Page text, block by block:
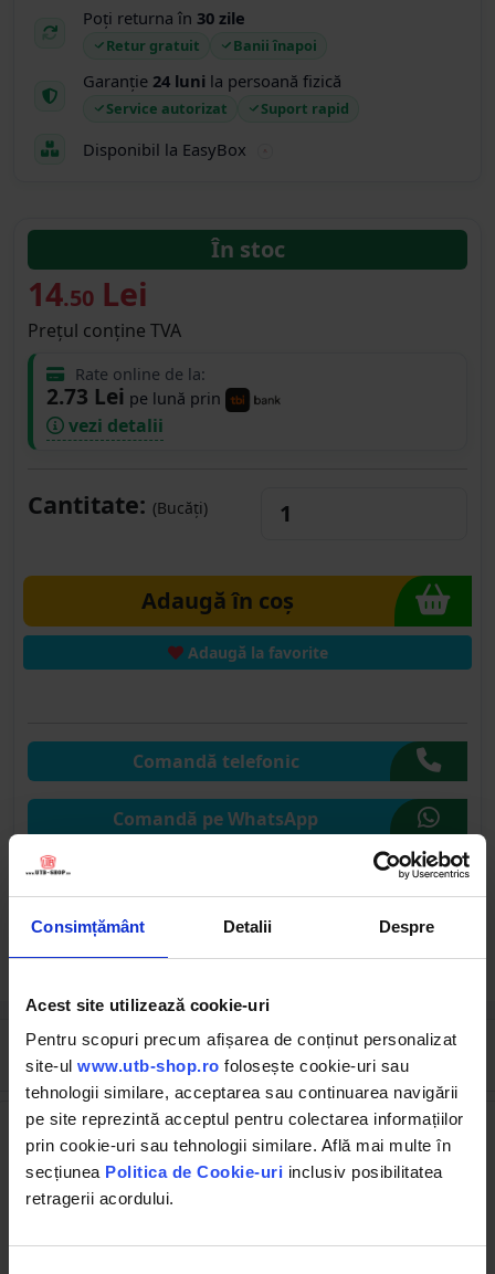
Consimțământ Detalii Despre
Acest site utilizează cookie-uri
Pentru scopuri precum afișarea de conținut personalizat
site-ul www.utb-shop.ro folosește cookie-uri sau
tehnologii similare, acceptarea sau continuarea navigării
pe site reprezintă acceptul pentru colectarea informațiilor
prin cookie-uri sau tehnologii similare. Află mai multe în
secțiunea Politica de Cookie-uri inclusiv posibilitatea
retragerii acordului.
Poți returna în 30 zile
Retur gratuit Banii înapoi
Garanție 24 luni la persoană fizică
Service autorizat Suport rapid
Disponibil la EasyBox
În stoc
14.50 Lei
Prețul conține TVA
Rate online de la:
2.73 Lei pe lună prin
vezi detalii
Cantitate: (Bucăți)
Adaugă în coș
Adaugă la favorite
Comandă telefonic
Comandă pe WhatsApp
Solicită publicare SEAP
Cumpărate frecvent împreună